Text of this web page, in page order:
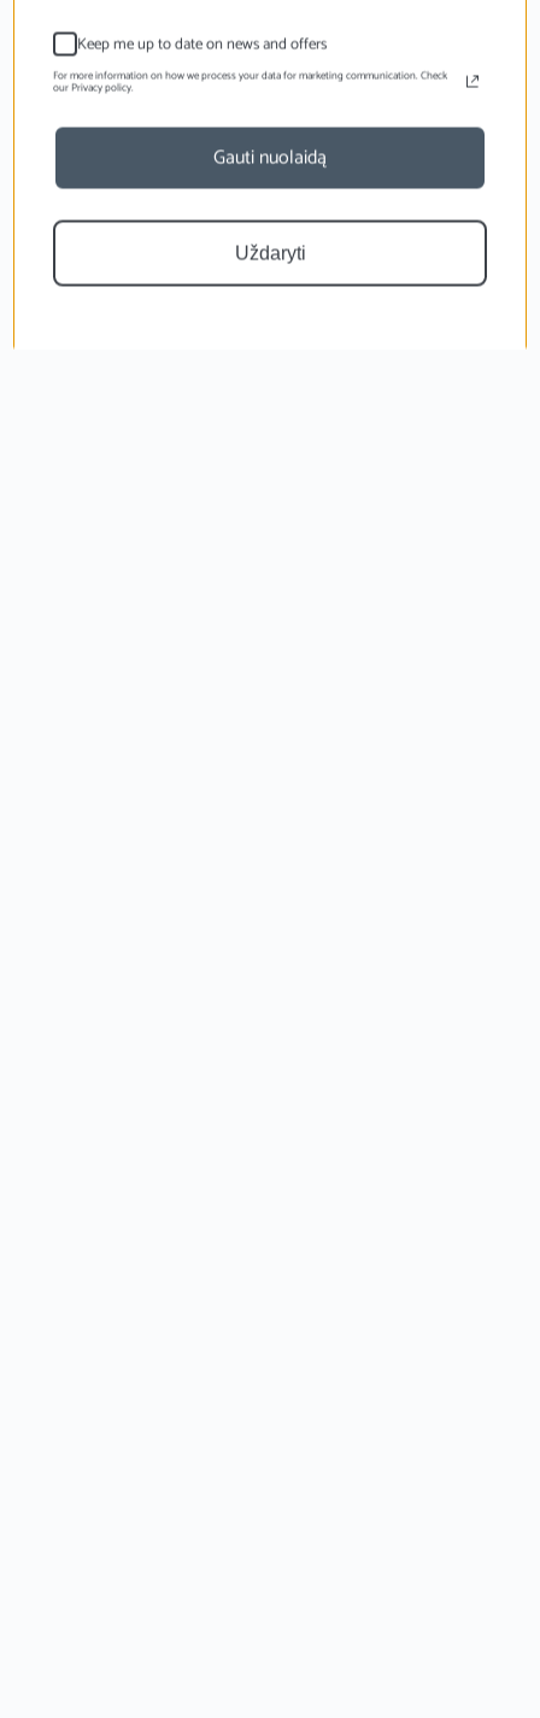
Keep me up to date on news and offers
For more information on how we process your data for marketing communication. Check
our Privacy policy.
Gauti nuolaidą
Uždaryti